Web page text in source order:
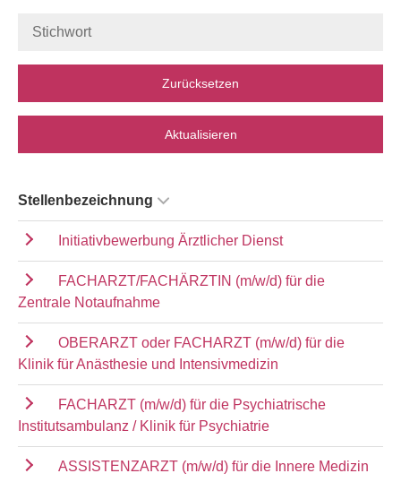
Zurücksetzen
Aktualisieren
Stellenbezeichnung
Initiativbewerbung Ärztlicher Dienst
FACHARZT/FACHÄRZTIN (m/w/d) für die
Zentrale Notaufnahme
OBERARZT oder FACHARZT (m/w/d) für die
Klinik für Anästhesie und Intensivmedizin
FACHARZT (m/w/d) für die Psychiatrische
Institutsambulanz / Klinik für Psychiatrie
ASSISTENZARZT (m/w/d) für die Innere Medizin